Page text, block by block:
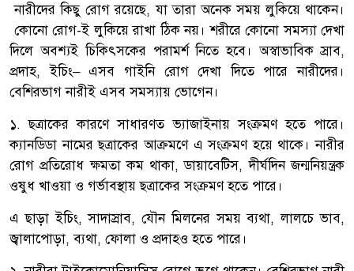
নারীদের কিছু রোগ রয়েছে, যা তারা অনেক সময় লুকিয়ে থাকেন।
কোনো রোগ-ই লুকিয়ে রাখা ঠিক নয়। শরীরে কোনো সমস্যা দেখা
দিলে অবশ্যই চিকিৎসকের পরামর্শ নিতে হবে। অস্বাভাবিক স্রাব,
প্রদাহ, ইচিং– এসব গাইনি রোগ দেখা দিতে পারে নারীদের।
বেশিরভাগ নারীই এসব সমস্যায় ভোগেন।
১. ছত্রাকের কারণে সাধারণত ভ্যাজাইনায় সংক্রমণ হতে পারে।
ক্যানডিডা নামের ছত্রাকের আক্রমণে এ সংক্রমণ হয়ে থাকে। নারীর
রোগ প্রতিরোধ ক্ষমতা কম থাকা, ডায়াবেটিস, দীর্ঘদিন জন্মনিয়ন্ত্রক
ওষুধ খাওয়া ও গর্ভাবস্থায় ছত্রাকের সংক্রমণ হতে পারে।
এ ছাড়া ইচিং, সাদাস্রাব, যৌন মিলনের সময় ব্যথা, লালচে ভাব,
জ্বালাপোড়া, ব্যথা, ফোলা ও প্রদাহও হতে পারে।